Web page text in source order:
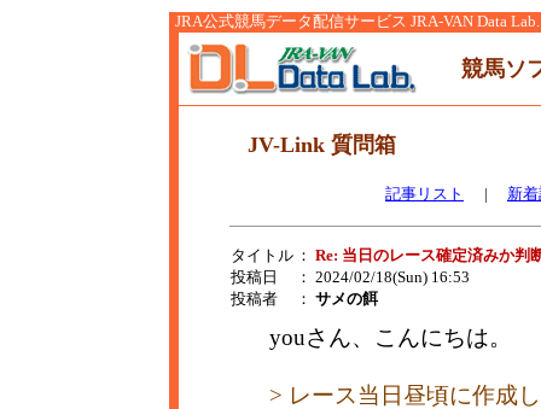
JRA公式競馬データ配信サービス JRA-VAN Data Lab.
競馬ソ
JV-Link 質問箱
記事リスト | 新
タイトル ： Re: 当日のレース確定済みか判
投稿日
： 2024/02/18(Sun) 16:53
投稿者
： サメの餌
youさん、こんにちは。
> レース当日昼頃に作成